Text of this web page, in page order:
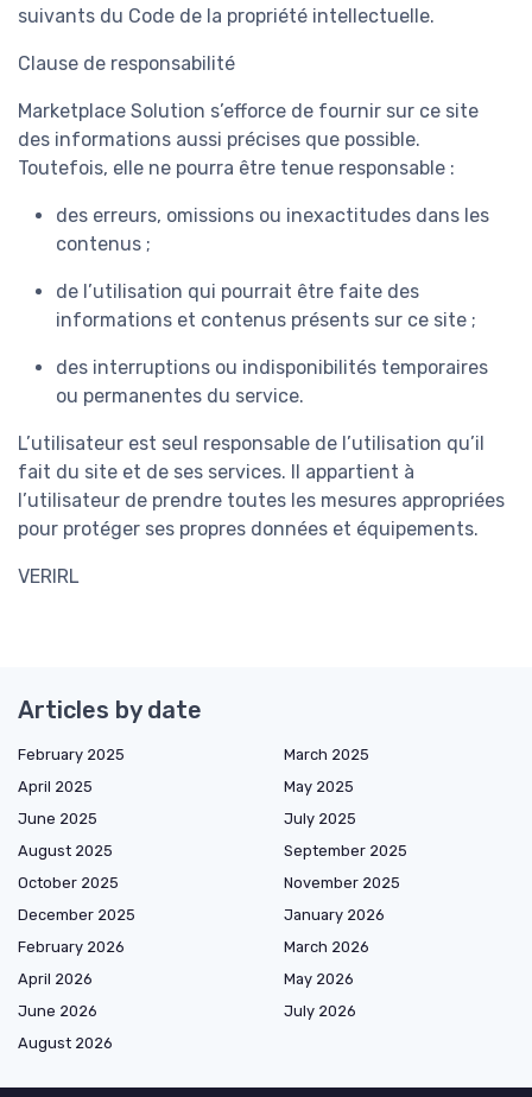
suivants du Code de la propriété intellectuelle.
Clause de responsabilité
Marketplace Solution s’efforce de fournir sur ce site
des informations aussi précises que possible.
Toutefois, elle ne pourra être tenue responsable :
des erreurs, omissions ou inexactitudes dans les
contenus ;
de l’utilisation qui pourrait être faite des
informations et contenus présents sur ce site ;
des interruptions ou indisponibilités temporaires
ou permanentes du service.
L’utilisateur est seul responsable de l’utilisation qu’il
fait du site et de ses services. Il appartient à
l’utilisateur de prendre toutes les mesures appropriées
pour protéger ses propres données et équipements.
VERIRL
Articles by date
February 2025
March 2025
April 2025
May 2025
June 2025
July 2025
August 2025
September 2025
October 2025
November 2025
December 2025
January 2026
February 2026
March 2026
April 2026
May 2026
June 2026
July 2026
August 2026